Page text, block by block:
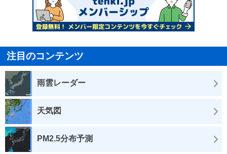
注目のコンテンツ
雨雲レーダー
天気図
PM2.5分布予測